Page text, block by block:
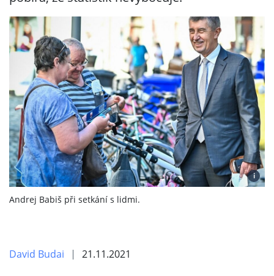
i
Andrej Babiš při setkání s lidmi.
David Budai 21.11.2021